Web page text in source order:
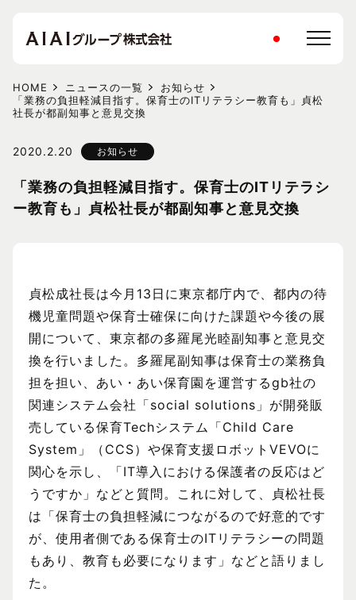
HOME ニュースの一覧
お知らせ
「業務の負担軽減目指す。保育士のITリテラシー教育も」貞松
社長が都副知事と意見交換
2020.2.20 お知らせ
「業務の負担軽減目指す。保育士のITリテラシ
ー教育も」貞松社長が都副知事と意見交換
貞松成社長は今月13日に東京都庁内で、都内の待
機児童問題や保育士確保に向けた課題や今後の展
開について、東京都の多羅尾光睦副知事と意見交
換を行いました。多羅尾副知事は保育士の業務負
担を担い、あい・あい保育園を運営するgb社の
関連システム会社「social solutions」が開発販
売している保育Techシステム「Child Care
System」（CCS）や保育支援ロボットVEVOに
関心を示し、「IT導入における保護者の反応はど
うですか」などと質問。これに対して、貞松社長
は「保育士の負担軽減につながるので好意的です
が、使用者側である保育士のITリテラシーの問題
もあり、教育も必要になります」などと語りまし
た。